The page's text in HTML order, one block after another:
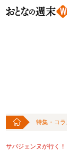
特集・コラ
サバジェンヌが行く！